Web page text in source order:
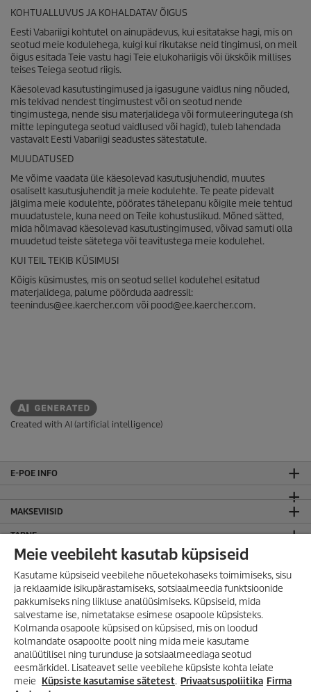
VÕIMALUS SÄÄSTA
SUUREMALT KUI VAREM!
KOHTUALLUVUS JA KOHALDATAV ÕIGUS
Eesti Vabariigi kohtutel on ainupädevus, kui esitatakse hagi, mis on
seotud meie kodulehega, kuigi kui rikutakse neid tingimusi, on meil
õigus esitada Teie vastu hagi Teie elukohariigis või ükskõik millises
teises Teiega seotud riigis.
Käesolevad kasutustingimused ja igasugune vaidlus ning nõuded,
mis tekivad nendest tingimustest või on seotud nende
tingimustega, nende sisu materjalidega või formuleeringutega (sh
mitte lepingutega seotud vaidlused või hagid), tuleb lahendada
vastavalt Eesti Vabariigi seadustes sätestatule.
MUUDATUSED
Me võime vaadata üle käesolevad kasutusjuhendid, muutes
osaliselt kasutusjuhendit ja meie kodulehte. Te peate pidevalt
jälgima meie kodulehte, pöörates tähelepanu kõigile meie tehtud
muudatustele, kuna need on Teile kohustuslikud. Mõned sätted,
mida hõlmavad käesolevad kasutustingimused, võivad samuti olla
muudetud teiste sätetega või teavitustega meie kodulehel.
KUI TEIL TEKIB KÜSIMUSI
Kõigis küsimustes, mis on seotud sellel kodulehel esitatud
materjalidega, palume pöörduda aadressil:
teenindus@ee.kaercher.com või pood@ee.kaercher.com.
Created with AI (artificial intelligence)
E-POE INFO
MAKSEVIISID
TARNE
LIITU KÄRCHER UUDISKIRJAGA!
JURIIDILINE TEAVE
Sisukaart
Kodulehe kasutamise tingimused
Privaatsuspoliitika
KÄRCHER OÜ
KONTAKT
Meie veebileht kasutab küpsiseid
Kasutame küpsiseid veebilehe nõuetekohaseks toimimiseks, sisu
ja reklaamide isikupärastamiseks, sotsiaalmeedia funktsioonide
pakkumiseks ning liikluse analüüsimiseks. Küpsiseid, mida
salvestame ise, nimetatakse esimese osapoole küpsisteks.
Kolmanda osapoole küpsised on küpsised, mis on loodud
kolmandate osapoolte poolt ning mida meie kasutame
analüütilisel ning turunduse ja sotsiaalmeediaga seotud
eesmärkidel. Lisateavet selle veebilehe küpsiste kohta leiate
meie Küpsiste kasutamise sätetest. Privaatsuspoliitika Firma